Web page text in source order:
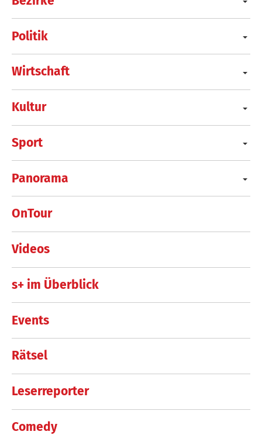
Politik
Wirtschaft
Kultur
Sport
Panorama
OnTour
Videos
s+ im Überblick
Events
Rätsel
Leserreporter
Comedy